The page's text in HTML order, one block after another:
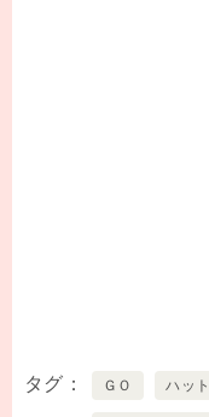
タグ ＧＯ ハット